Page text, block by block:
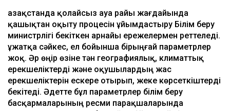
Қазақстанда қолайсыз ауа райы жағдайында
қашықтан оқыту процесін ұйымдастыру Білім беру
министрлігі бекіткен арнайы ережелермен реттеледі.
Құжатқа сәйкес, ел бойынша бірыңғай параметрлер
жоқ. Әр өңір өзіне тән географиялық, климаттық
ерекшеліктерді және оқушылардың жас
ерекшеліктерін ескере отырып, жеке көрсеткіштерді
бекітеді. Әдетте бұл параметрлер білім беру
басқармаларының ресми парақшаларында